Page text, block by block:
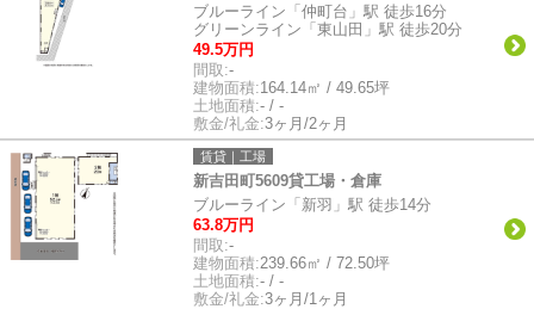
ブルーライン「仲町台」駅 徒歩16分
グリーンライン「東山田」駅 徒歩20分
49.5万円
間取:-
建物面積:164.14㎡ / 49.65坪
土地面積:- / -
敷金/礼金:3ヶ月/2ヶ月
賃貸｜工場
新吉田町5609貸工場・倉庫
ブルーライン「新羽」駅 徒歩14分
63.8万円
間取:-
建物面積:239.66㎡ / 72.50坪
土地面積:- / -
敷金/礼金:3ヶ月/1ヶ月